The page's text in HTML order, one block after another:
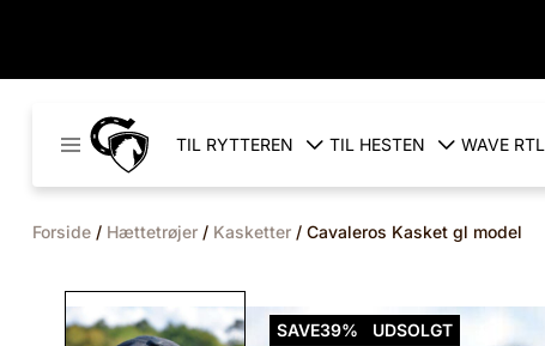
Denmark
TIL RYTTEREN TIL HESTEN WAVE RTL
Forside / Hættetrøjer / Kasketter / Cavaleros Kasket gl model
SAVE39% UDSOLGT